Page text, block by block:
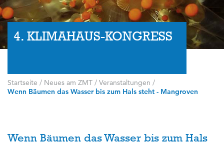
4. KLIMAHAUS-KONGRESS
Startseite / Neues am ZMT / Veranstaltungen /
Wenn Bäumen das Wasser bis zum Hals steht - Mangroven
Wenn Bäumen das Wasser bis zum Hals